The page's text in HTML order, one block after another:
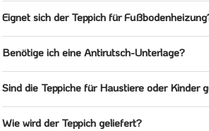
Eignet sich der Teppich für
Benötige ich eine Antirutsch-Unterlage?
Sind die Teppiche für Haustiere oder Kinder
Wie wird der Teppich geliefert?